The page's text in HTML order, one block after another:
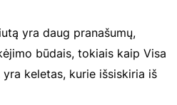
yra daug pranašumų,
būdais, tokiais kaip Visa
yra keletas, kurie išsiskiria iš